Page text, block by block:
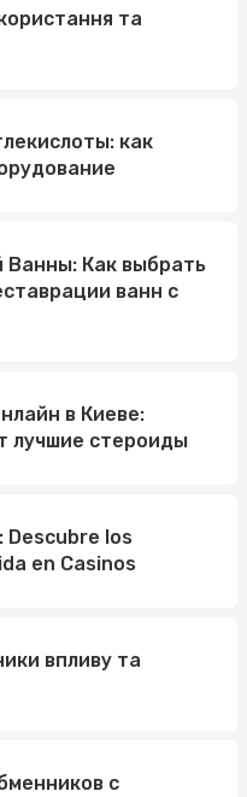
та
как
Ванны: Как выбрать
ванн с
в Киеве:
лучшие стероиды
Descubre los
en Casinos
впливу та
с